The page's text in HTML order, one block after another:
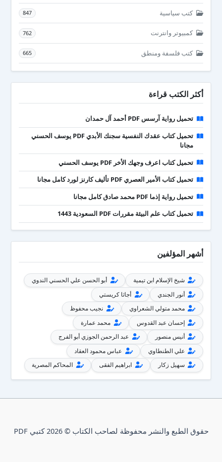
كتب سياسية 847
كمبيوتر وانترنت 762
كتب فلسفة ومنطق 665
أكثر الكتب قراءة
تحميل رواية آرسس PDF أحمد آل حمدان
تحميل كتاب عقدك النفسية سجنك الأبدي PDF يوسف الحسني
مجانا
تحميل كتاب اعرف وجهك الأخر PDF يوسف الحسني
تحميل كتاب الأمير العصري PDF تأليف كارنز لورد كامل مجانا
تحميل رواية إذما PDF محمد صادق كامل مجانا
تحميل كتاب علم البيئة مقررات PDF السعودية 1443
أشهر المؤلفين
شيخ الإسلام ابن تيمية
أبو الحسن علي الحسني الندوي
أنور الجندي
أجاثا كريستي
محمد متولي الشعراوي
نجيب محفوظ
إحسان عبد القدوس
محمد عمارة
أنيس منصور
عبد الرحمن الجوزي أبو الفرج
علي الطنطاوي
عباس محمود العقاد
سهيل زكار
ابراهيم الفقى المحاكم المصرية
حقوق الطبع والنشر محفوظة لصاحب الكتاب © 2026 كتبي PDF